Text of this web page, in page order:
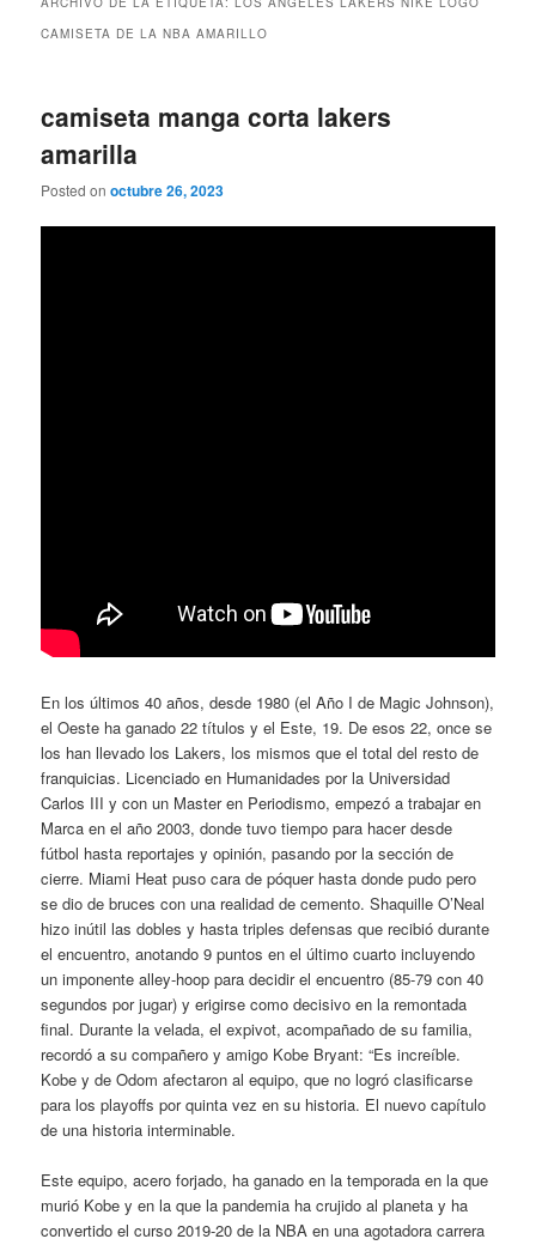
CAMISETA DE LA NBA AMARILLO
camiseta manga corta lakers
amarilla
Posted onoctubre 26, 2023
En los últimos 40 años, desde 1980 (el Año I de Magic Johnson),
el Oeste ha ganado 22 títulos y el Este, 19. De esos 22, once se
los han llevado los Lakers, los mismos que el total del resto de
franquicias. Licenciado en Humanidades por la Universidad
Carlos III y con un Master en Periodismo, empezó a trabajar en
Marca en el año 2003, donde tuvo tiempo para hacer desde
fútbol hasta reportajes y opinión, pasando por la sección de
cierre. Miami Heat puso cara de póquer hasta donde pudo pero
se dio de bruces con una realidad de cemento. Shaquille O’Neal
hizo inútil las dobles y hasta triples defensas que recibió durante
el encuentro, anotando 9 puntos en el último cuarto incluyendo
un imponente alley-hoop para decidir el encuentro (85-79 con 40
segundos por jugar) y erigirse como decisivo en la remontada
final. Durante la velada, el expivot, acompañado de su familia,
recordó a su compañero y amigo Kobe Bryant: “Es increíble.
Kobe y de Odom afectaron al equipo, que no logró clasificarse
para los playoffs por quinta vez en su historia. El nuevo capítulo
de una historia interminable.
Este equipo, acero forjado, ha ganado en la temporada en la que
murió Kobe y en la que la pandemia ha crujido al planeta y ha
convertido el curso 2019-20 de la NBA en una agotadora carrera